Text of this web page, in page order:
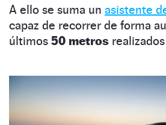
A ello se suma un asistente
capaz de recorrer de forma
últimos 50 metros